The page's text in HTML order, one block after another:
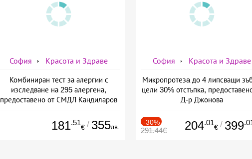
София Красота и Здраве
Комбиниран тест за алергии с
изследване на 295 алергена,
предоставено от СМДЛ Кандиларов
181.51
€ / 355лв.
София Красота и Здраве
Микропротезa до 4 липсващи
цели 30% отстъпка,
Д-р Джонова
-30%
291.44€ 204.01
€ / 399